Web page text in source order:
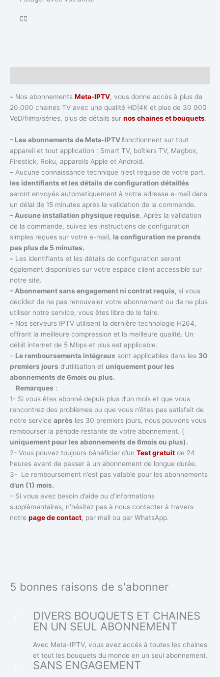
– Nos abonnements Meta-IPTV, vous donne accès à plus de
20.000 chaines TV avec une qualité HD|4K et plus de 30 000
VoD/films/séries, plus de détails sur nos chaines et bouquets.
– Les abonnements de Meta-IPTV fonctionnent sur tout
appareil et tout application : Smart TV, boîtiers TV, Magbox,
Firestick, Roku, appareils Apple et Android.
– Aucune connaissance technique n’est requise de votre part,
les identifiants et les détails de configuration détaillés
seront envoyés automatiquement à votre adresse e-mail dans
un délai de 15 minutes après la validation de la commande.
– Aucune installation physique requise. Après la validation
de la commande, suivez les instructions de configuration
simples reçues sur votre e-mail, la configuration ne prends
pas plus de 5 minutes.
– Les identifiants et les détails de configuration seront
également disponibles sur votre espace client accessible sur
notre site.
– Abonnement sans engagement ni contrat requis, si vous
décidez de ne pas renouveler votre abonnement ou de ne plus
utiliser notre service, vous êtes libre de le faire.
– Nos serveurs IPTV utilisent la dernière technologie H264,
offrant la meilleure compression et la meilleure qualité. Un
débit internet de 5 Mbps et plus est applicable.
– Le remboursements intégraux sont applicables dans les 30
premiers jours d’utilisation et uniquement pour les
abonnements de 6mois ou plus.
Remarques :
1- Si vous êtes abonné depuis plus d’un mois et que vous
rencontrez des problèmes ou que vous n’êtes pas satisfait de
notre service après les 30 premiers jours, nous pouvons vous
rembourser la période restante de votre abonnement. (
uniquement pour les abonnements de 6mois ou plus).
2- Vous pouvez toujours bénéficier d’un Test gratuit de 24
heures avant de passer à un abonnement de longue durée.
3- Le remboursement n’est pas valable pour les abonnements
d’un (1) mois.
– Si vous avez besoin d’aide ou d’informations
supplémentaires, n’hésitez pas à nous contacter à travers
notre page de contact, par mail ou par WhatsApp.
5 bonnes raisons de s'abonner
DIVERS BOUQUETS ET CHAINES
EN UN SEUL ABONNEMENT
Avec Meta-IPTV, vous avez accès à toutes les chaines
et tout les bouquets du monde en un seul abonnement.
SANS ENGAGEMENT